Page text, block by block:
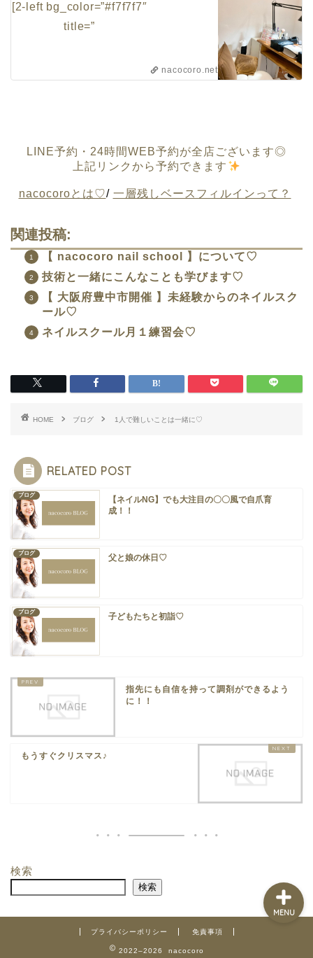
[2-left bg_color=”#f7f7f7″
title=”
nacocoro.net
LINE予約・24時間WEB予約が全店ございます◎
上記リンクから予約できます
nacocoroとは♡/ 一層残しベースフィルインって？
関連投稿:
【 nacocoro nail school 】について♡
技術と一緒にこんなことも学びます♡
【 大阪府豊中市開催 】未経験からのネイルスク
ール♡
ネイルスクール月１練習会♡
HOME ブログ 1人で難しいことは一緒に♡
RELATED POST
ブログ
【ネイルNG】でも大注目の〇〇風で自爪育
成！！
ブログ 父と娘の休日♡
ブログ 子どもたちと初詣♡
指先にも自信を持って調剤ができるよう
に！！
もうすぐクリスマス♪
検索
検索
プライバシーポリシー 免責事項
2022–2026 nacocoro
MENU
店舗紹介
メニュー・ご予約